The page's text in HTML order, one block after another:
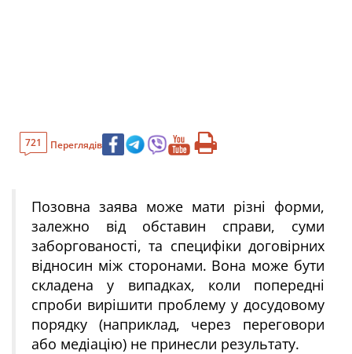
721 Переглядів
Позовна заява може мати різні форми,
залежно від обставин справи, суми
заборгованості, та специфіки договірних
відносин між сторонами. Вона може бути
складена у випадках, коли попередні
спроби вирішити проблему у досудовому
порядку (наприклад, через переговори
або медіацію) не принесли результату.